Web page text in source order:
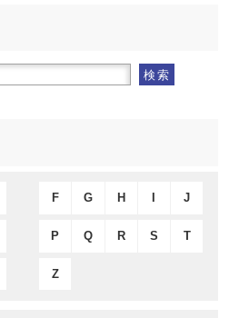
検索
F G H J
P Q R S T
Z